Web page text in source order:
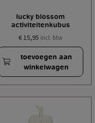
lucky blossom
activiteitenkubus
€ 15,95 incl. btw
toevoegen aan
winkelwagen